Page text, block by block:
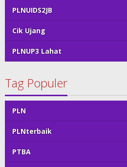
PLNUIDS2JB
Cik Ujang
PLNUP3 Lahat
Tag Populer
PLN
PLNterbaik
PTBA